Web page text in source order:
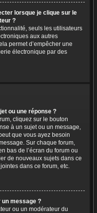
lorsque je clique sur le
?
seuls les utilisateurs
aux autres
permet d’empêcher une
électronique par des
ou une réponse ?
cliquez sur le bouton
à un sujet ou un message,
que vous ayez besoin
Sur chaque forum,
bas de l’écran du forum ou
de nouveaux sujets dans ce
dans ce forum, etc.
message ?
ou un modérateur du